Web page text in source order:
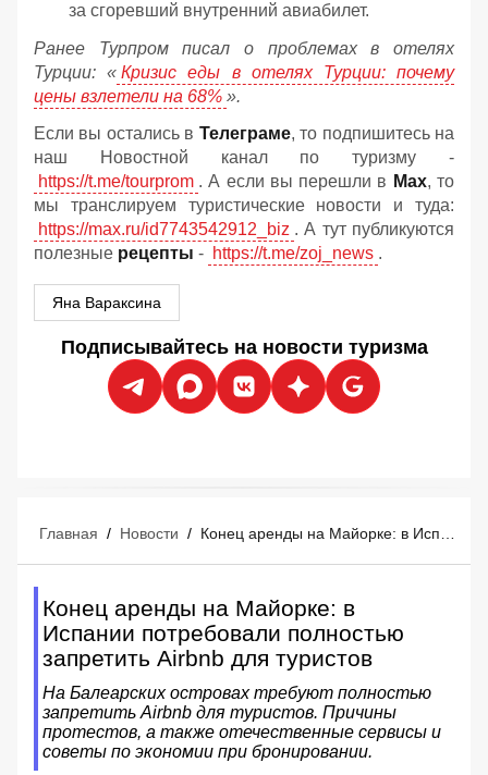
за сгоревший внутренний авиабилет.
Ранее Турпром писал о проблемах в отелях
Турции: « Кризис еды в отелях Турции: почему
цены взлетели на 68% ».
Если вы остались в Телеграме, то подпишитесь на
наш Новостной канал по туризму -
https://t.me/tourprom . А если вы перешли в Мах, то
мы транслируем туристические новости и туда:
https://max.ru/id7743542912_biz . А тут публикуются
полезные рецепты - https://t.me/zoj_news .
Яна Вараксина
Подписывайтесь на новости туризма
Главная / Новости /
Конец аренды на Майорке: в
Испании потребовали полностью
запретить Airbnb для туристов
На Балеарских островах требуют полностью
запретить Airbnb для туристов. Причины
протестов, а также отечественные сервисы и
советы по экономии при бронировании.